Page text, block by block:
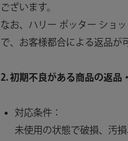
ございます。
なお、ハリー ポッター ショ
で、お客様都合による返品が
2. 初期不良がある商品の返品
対応条件：
未使用の状態で破損、汚